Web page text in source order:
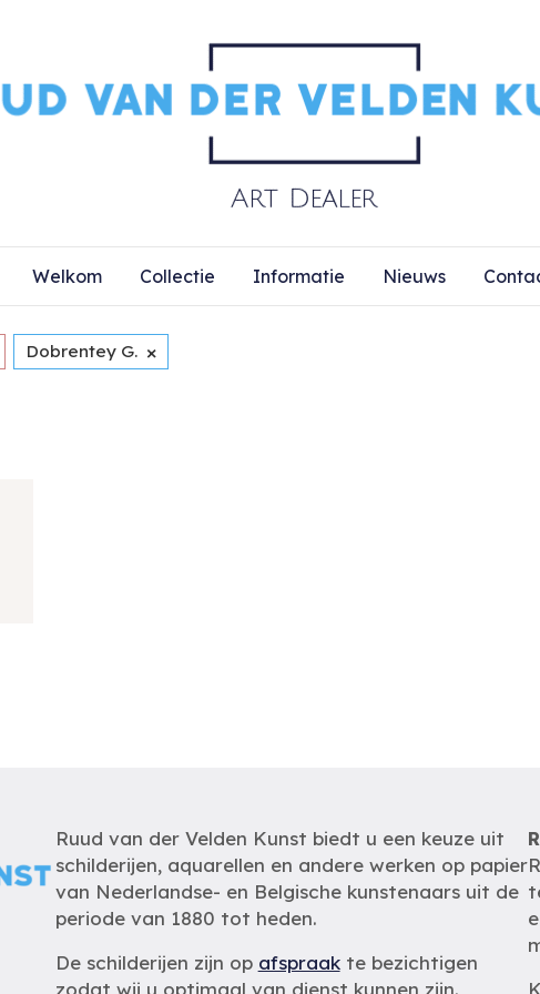
Welkom Collectie Informatie Nieuws
Dobrentey G. ×
Ruud van der Velden Kunst biedt u een keuze uit
schilderijen, aquarellen en andere werken op papier
van Nederlandse- en Belgische kunstenaars uit de
periode van 1880 tot heden.
De schilderijen zijn op afspraakte bezichtigen
zodat wij u optimaal van dienst kunnen zijn.